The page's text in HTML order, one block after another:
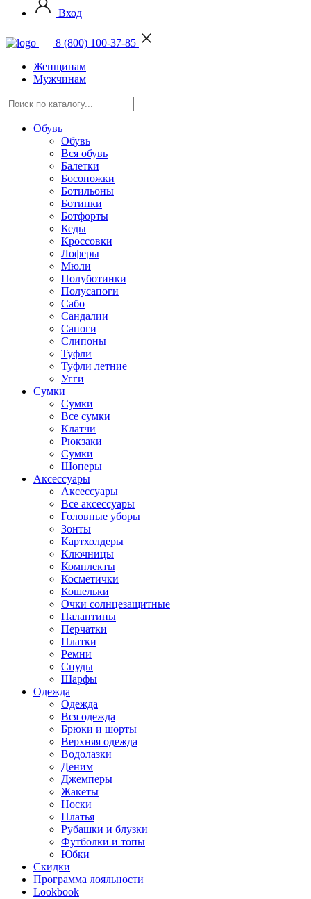
Вход
8 (800) 100-37-85
Женщинам
Мужчинам
Обувь
Обувь
Вся обувь
Балетки
Босоножки
Ботильоны
Ботинки
Ботфорты
Кеды
Кроссовки
Лоферы
Мюли
Полуботинки
Полусапоги
Сабо
Сандалии
Сапоги
Слипоны
Туфли
Туфли летние
Угги
Сумки
Сумки
Все сумки
Клатчи
Рюкзаки
Сумки
Шоперы
Аксессуары
Аксессуары
Все аксессуары
Головные уборы
Зонты
Картхолдеры
Ключницы
Комплекты
Косметички
Кошельки
Очки солнцезащитные
Палантины
Перчатки
Платки
Ремни
Снуды
Шарфы
Одежда
Одежда
Вся одежда
Брюки и шорты
Верхняя одежда
Водолазки
Деним
Джемперы
Жакеты
Носки
Платья
Рубашки и блузки
Футболки и топы
Юбки
Скидки
Программа лояльности
Lookbook